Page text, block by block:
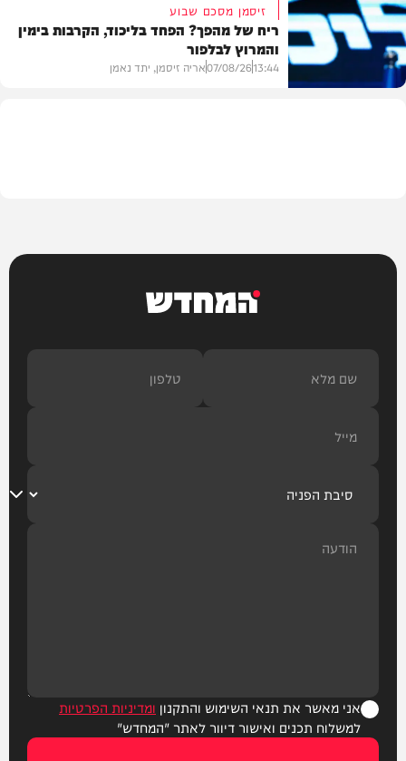
בארץ
זיסמן מסכם שבוע
ריח של מהפך? הפחד בליכוד, הקרבות בימין
והמרוץ לבלפור
13:44
07/08/26אריה זיסמן, יתד נאמן
המחדש
אני מאשר את תנאי השימוש והתקנון ומדיניות הפרטיות
למשלוח תכנים ואישור דיוור לאתר "המחדש"